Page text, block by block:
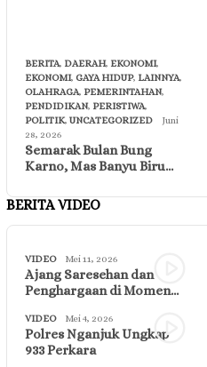
BERITA, DAERAH, EKONOMI,
EKONOMI, GAYA HIDUP, LAINNYA,
OLAHRAGA, PEMERINTAHAN,
PENDIDIKAN, PERISTIWA,
POLITIK, UNCATEGORIZED
Juni
28, 2026
Semarak Bulan Bung
Karno, Mas Banyu Biru…
BERITA VIDEO
VIDEO Mei 11, 2026
Ajang Saresehan dan
Penghargaan di Momen…
VIDEO Mei 4, 2026
Polres Nganjuk Ungkap
933 Perkara